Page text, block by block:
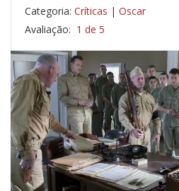
Categoria: Críticas | Oscar
Avaliação: 1 de 5